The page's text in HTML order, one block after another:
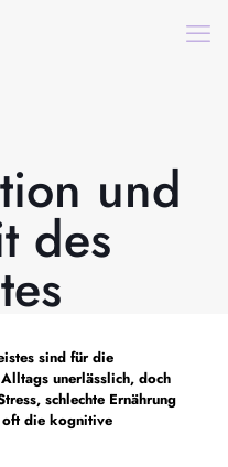
und
des
sind für die
unerlässlich, doch
schlechte Ernährung
oft die kognitive